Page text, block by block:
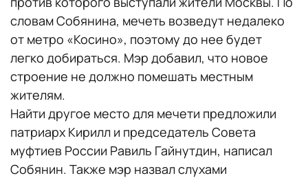
словам Собянина, мечеть возведут недалеко
от метро «Косино», поэтому до нее будет
легко добираться. Мэр добавил, что новое
строение не должно помешать местным
жителям.
Найти другое место для мечети предложили
патриарх Кирилл и председатель Совета
муфтиев России Равиль Гайнутдин, написал
Собянин. Также мэр назвал слухами